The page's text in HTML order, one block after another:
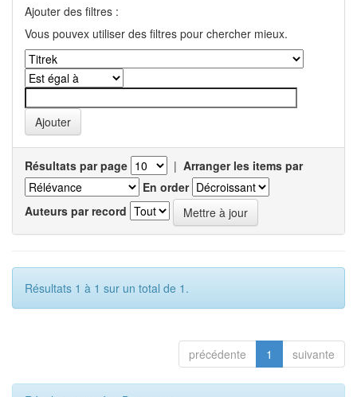
Ajouter des filtres :
Vous pouvex utiliser des filtres pour chercher mieux.
Résultats par page | Arranger les items par
En order
Auteurs par record
Résultats 1 à 1 sur un total de 1.
précédente 1 suivante